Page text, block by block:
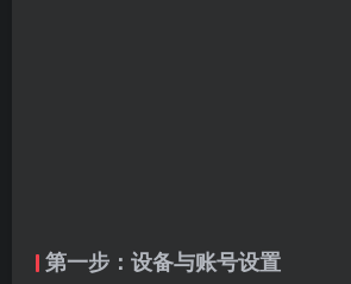
第一步：设备与账号设置